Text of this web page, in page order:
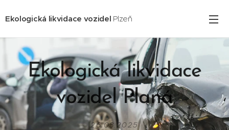
Ekologická likvidace vozidel Plzeň
Ekologická likvidace
vozidel Planá
26.03.2025